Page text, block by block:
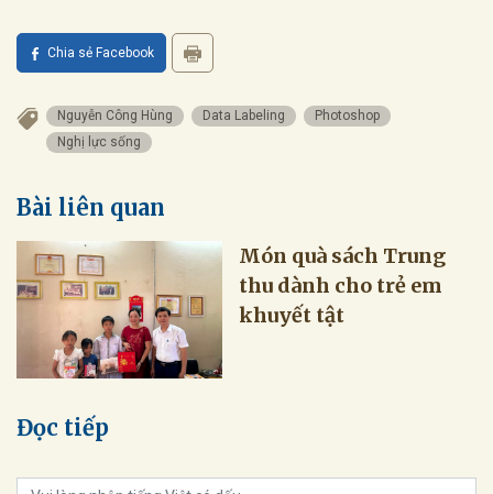
Chia sẻ Facebook
Nguyễn Công Hùng Data Labeling
Photoshop
Nghị lực sống
Bài liên quan
Món quà sách Trung
thu dành cho trẻ em
khuyết tật
Đọc tiếp